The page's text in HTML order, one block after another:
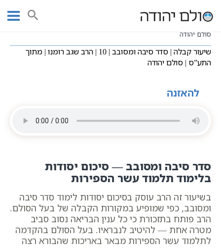
content
עמוד ראשי שיעורי וידאו
סולם יהודה
שיעור קבלה | סדר סיבה ומסובב | 10 | הרב שגב רומנו | מתוך
התע”ס | סולם יהודה
להאזנה
סדר סיבה ומסובב — סיכום יסודות
בלימוד תלמוד עשר הספירות
בשיעור זה הרב עוסק בסיכום יסודות לימוד סדר סיבה
ומסובב, כפי שמופיע במקורות הקבלה של בעל הסולם.
הרב פותח בתזכורת כי כל ענין הבריאה נסוב סביב
מטרה אחת — להיטיב לנבראיו. בעל הסולם בהקדמה
לתלמוד עשר הספירות מבאר באריכות שהבורא רצה